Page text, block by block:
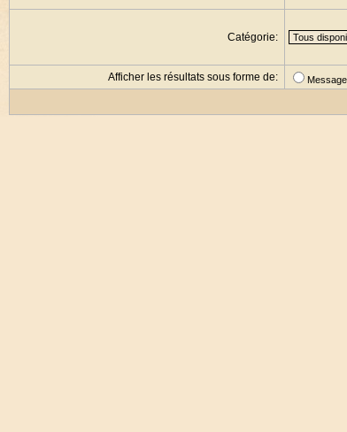
Catégorie:
Afficher les résultats sous forme de: